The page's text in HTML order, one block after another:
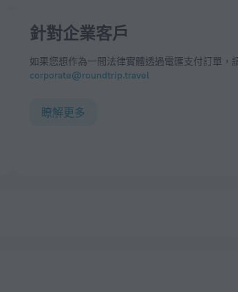
針對企業客戶
如果您想作為一間法律實體透過電匯支付訂單，
corporate@roundtrip.travel
瞭解更多